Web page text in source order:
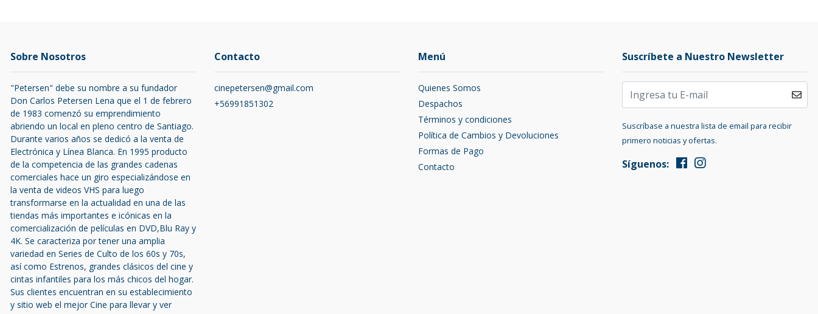
Sobre Nosotros
"Petersen" debe su nombre a su fundador
Don Carlos Petersen Lena que el 1 de febrero
de 1983 comenzó su emprendimiento
abriendo un local en pleno centro de Santiago.
Durante varios años se dedicó a la venta de
Electrónica y Línea Blanca. En 1995 producto
de la competencia de las grandes cadenas
comerciales hace un giro especializándose en
la venta de videos VHS para luego
transformarse en la actualidad en una de las
tiendas más importantes e icónicas en la
comercialización de películas en DVD,Blu Ray y
4K. Se caracteriza por tener una amplia
variedad en Series de Culto de los 60s y 70s,
así como Estrenos, grandes clásicos del cine y
cintas infantiles para los más chicos del hogar.
Sus clientes encuentran en su establecimiento
y sitio web el mejor Cine para llevar y ver
Contacto
cinepetersen@gmail.com
+56991851302
Menú
Quienes Somos
Despachos
Términos y condiciones
Política de Cambios y Devoluciones
Formas de Pago
Contacto
Suscríbete a Nuestro Newsletter
Suscríbase a nuestra lista de email para recibir
primero noticias y ofertas.
Síguenos: